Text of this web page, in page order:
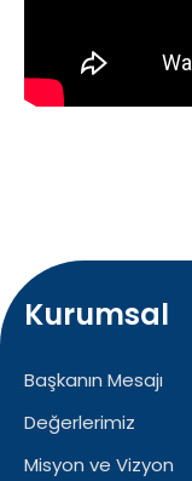
Kurumsal
Başkanın Mesajı
Değerlerimiz
Misyon ve Vizyon